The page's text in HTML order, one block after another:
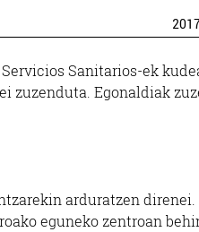
Sanitarios-ek
zuzenduta. Egonaldiak
arduratzen direnei.
eguneko zentroan